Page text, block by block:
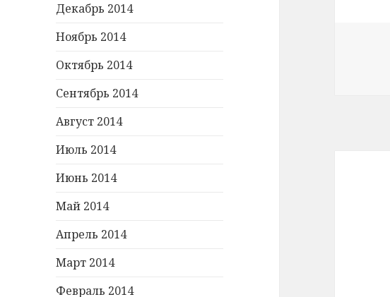
Декабрь 2014
Ноябрь 2014
Октябрь 2014
Сентябрь 2014
Август 2014
Июль 2014
Июнь 2014
Май 2014
Апрель 2014
Март 2014
Февраль 2014